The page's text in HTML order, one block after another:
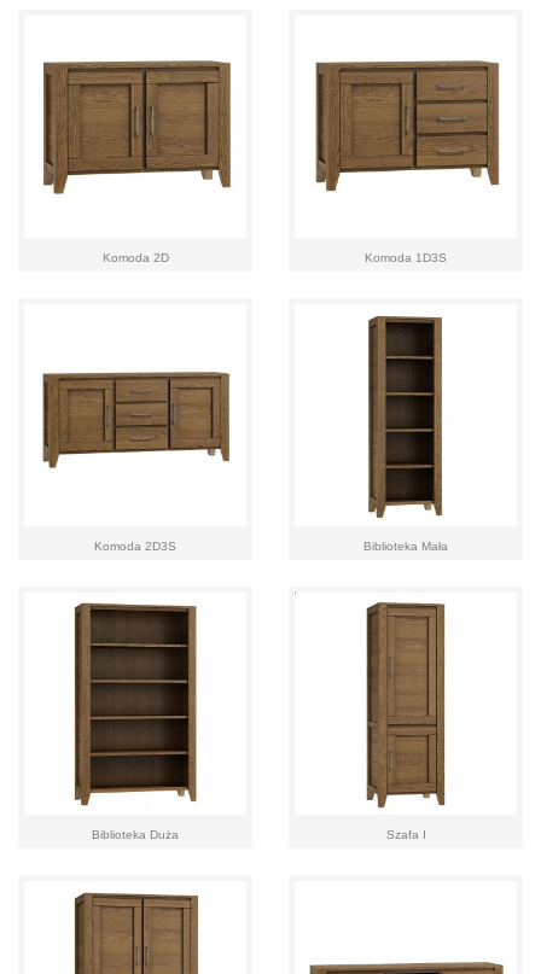
Komoda 2D Komoda 1D3S
Komoda 2D3S Biblioteka Mała
Biblioteka Duża Szafa I